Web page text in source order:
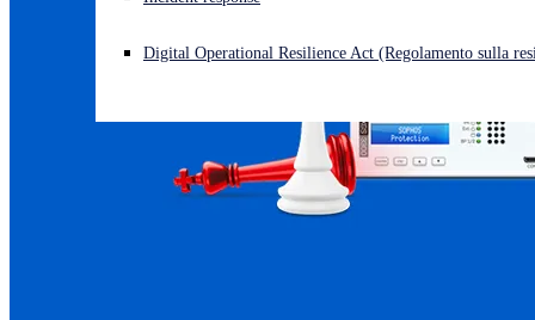
Digital Operational Resilience Act (Regolamento sulla